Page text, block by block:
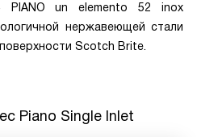
PIANO un elemento 52 inox
нержавеющей стали
Scotch Brite.
Piano Single Inlet